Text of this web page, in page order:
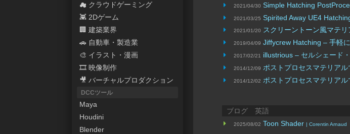
2021/04/30 Simple Hatching
2021/03/25 Spirited Away UE4
2021/01/20 スクリーントーン風マテリ
2019/04/09 Jiffycrew Hatching – 手軽
2017/02/21 illustrious – セルシェード
2014/12/09 ポストプロセスマテリア
2014/12/02 ポストプロセスマテリア
ブログ 英語
2025/08/02 Toon Shader | Corentin Arnaud
☁ クラウドゲーミング
👾 2Dゲーム
🏢 建築業界
🚗 自動車・製造業
🎨 イラスト・漫画
🎞 映像制作
🎥 バーチャルプロダクション
DCCツール
Maya
Houdini
Blender